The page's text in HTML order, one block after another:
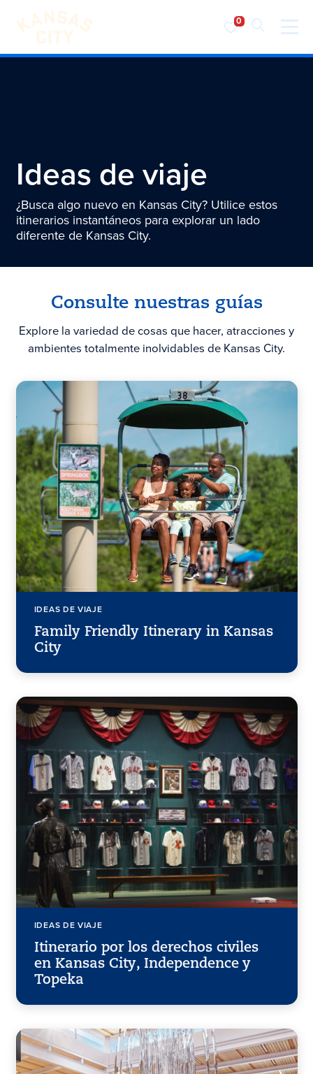
Visita KC
Ideas de viaje
¿Busca algo nuevo en Kansas City? Utilice estos
itinerarios instantáneos para explorar un lado
diferente de Kansas City.
Consulte nuestras guías
Explore la variedad de cosas que hacer, atracciones y
ambientes totalmente inolvidables de Kansas City.
IDEAS DE VIAJE
Family Friendly Itinerary in Kansas
City
IDEAS DE VIAJE
Itinerario por los derechos civiles
en Kansas City, Independence y
Topeka